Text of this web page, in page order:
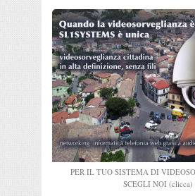
PER IL TUO SISTEMA DI
SCEGLI NOI (clicca)